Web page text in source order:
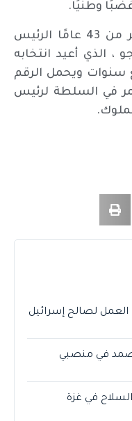
وطنيًا.
يحكم غينيا الاستوائية منذ أكثر من 43 عامًا الرئيس
، الذي أعيد انتخابه
سنوات ويحمل الرقم
في السلطة لرئيس
لصالح إسرائيل
في منصبي
في غزة